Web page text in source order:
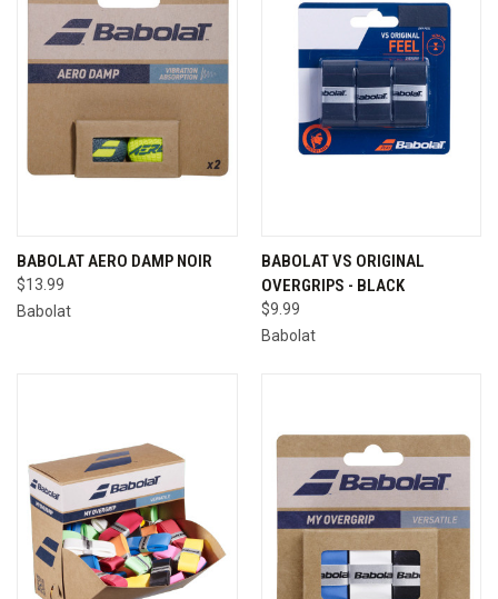
BABOLAT AERO DAMP NOIR
$13.99
Babolat
BABOLAT VS ORIGINAL
OVERGRIPS - BLACK
$9.99
Babolat